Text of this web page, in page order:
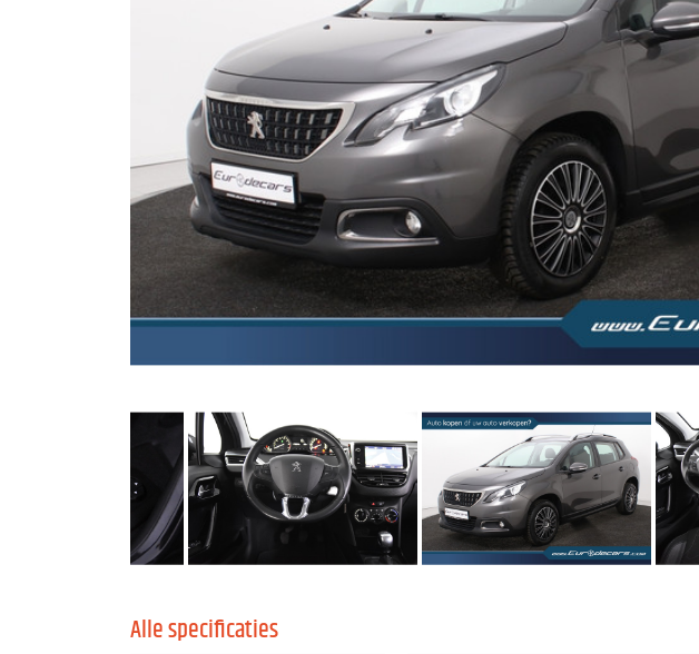
Alle specificaties